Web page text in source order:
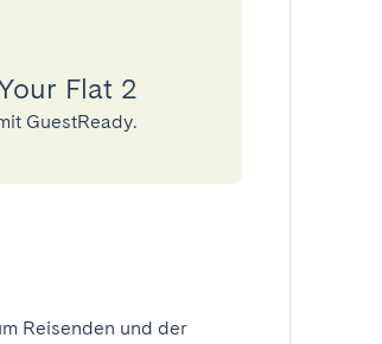
Flat 2
GuestReady.
Reisenden und der